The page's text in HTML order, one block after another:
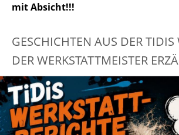
mit Absicht!!!
GESCHICHTEN AUS DER TIDIS
DER WERKSTATTMEISTER